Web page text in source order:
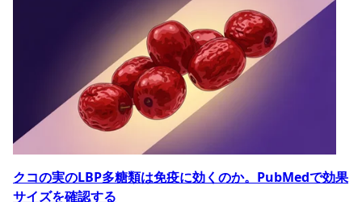
クコの実のLBP多糖類は免疫に効くのか。PubMedで効果
サイズを確認する